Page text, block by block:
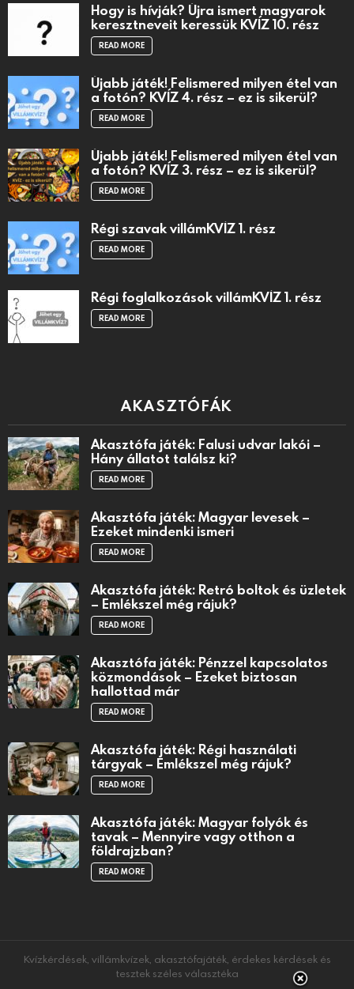
Hogy is hívják? Újra ismert magyarok
keresztneveit keressük KVÍZ 10. rész
READ MORE
Újabb játék! Felismered milyen étel van
a fotón? KVÍZ 4. rész – ez is sikerül?
READ MORE
Újabb játék! Felismered milyen étel van
a fotón? KVÍZ 3. rész – ez is sikerül?
READ MORE
Régi szavak villámKVÍZ 1. rész
READ MORE
Régi foglalkozások villámKVÍZ 1. rész
READ MORE
AKASZTÓFÁK
Akasztófa játék: Falusi udvar lakói –
Hány állatot találsz ki?
READ MORE
Akasztófa játék: Magyar levesek –
Ezeket mindenki ismeri
READ MORE
Akasztófa játék: Retró boltok és üzletek
– Emlékszel még rájuk?
READ MORE
Akasztófa játék: Pénzzel kapcsolatos
közmondások – Ezeket biztosan
hallottad már
READ MORE
Akasztófa játék: Régi használati
tárgyak – Emlékszel még rájuk?
READ MORE
Akasztófa játék: Magyar folyók és
tavak – Mennyire vagy otthon a
földrajzban?
READ MORE
Kvízkérdések, villámkvízek, akasztófajáték, érdekes kérdések és
tesztek széles választéka